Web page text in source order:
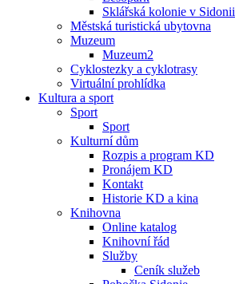
Sklářská kolonie v Sidonii
Městská turistická ubytovna
Muzeum
Muzeum2
Cyklostezky a cyklotrasy
Virtuální prohlídka
Kultura a sport
Sport
Sport
Kulturní dům
Rozpis a program KD
Pronájem KD
Kontakt
Historie KD a kina
Knihovna
Online katalog
Knihovní řád
Služby
Ceník služeb